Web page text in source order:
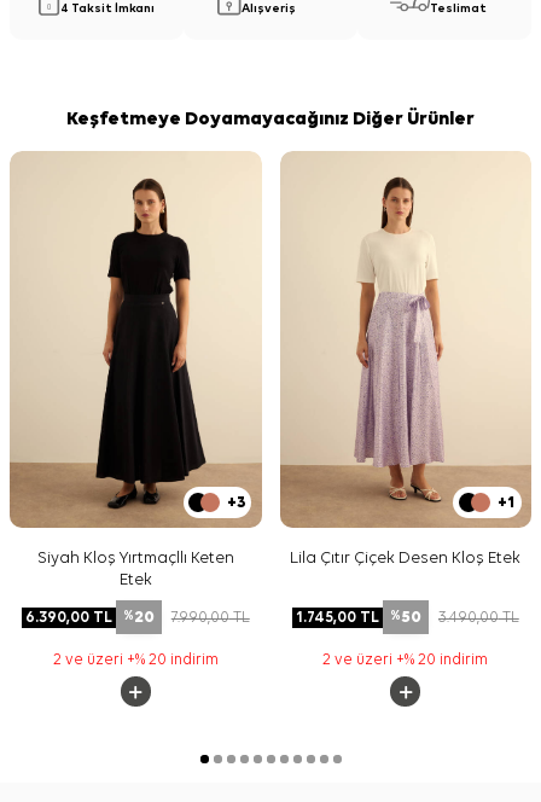
4 Taksit İmkanı
Alışveriş
Teslimat
Keşfetmeye Doyamayacağınız Diğer Ürünler
+3
Siyah Kloş Yırtmaçllı Keten
Etek
6.390,00TL %20 7.990,00TL
2 ve üzeri +% 20 indirim
+1
Lila Çıtır Çiçek Desen Kloş Etek
1.745,00TL %50 3.490,00TL
2 ve üzeri +% 20 indirim